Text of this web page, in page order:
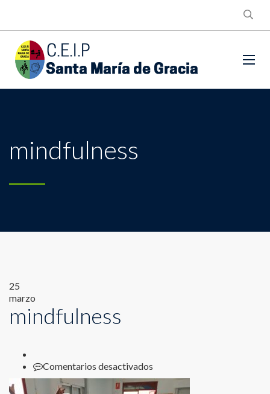
mindfulness
25
marzo
mindfulness
Comentarios desactivados
mindfulness